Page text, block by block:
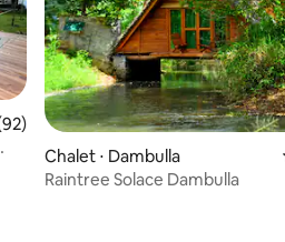
: 4,97 sur 5
moyenne sur la base de 92
Chalet ⋅ Dambulla
Raintree Solace Dambulla